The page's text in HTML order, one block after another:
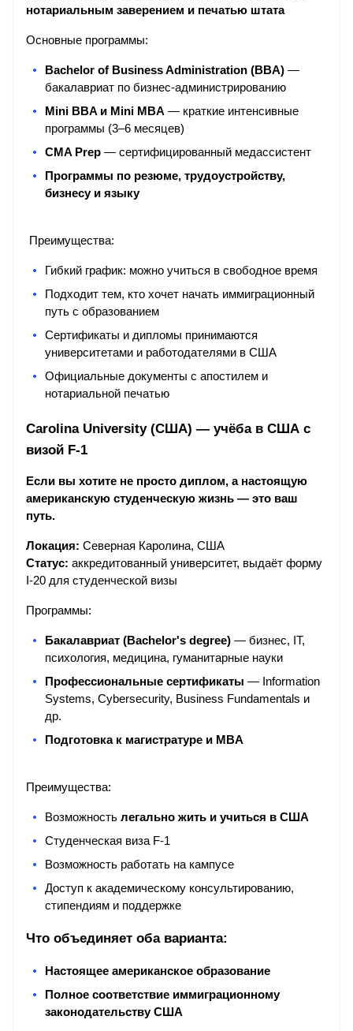
нотариальным заверением и печатью штата
Основные программы:
Bachelor of Business Administration (BBA) —
бакалавриат по бизнес-администрированию
Mini BBA и Mini MBA — краткие интенсивные
программы (3–6 месяцев)
CMA Prep — сертифицированный медассистент
Программы по резюме, трудоустройству,
бизнесу и языку
Преимущества:
Гибкий график: можно учиться в свободное время
Подходит тем, кто хочет начать иммиграционный
путь с образованием
Сертификаты и дипломы принимаются
университетами и работодателями в США
Официальные документы с апостилем и
нотариальной печатью
Carolina University (США) — учёба в США с
визой F-1
Если вы хотите не просто диплом, а настоящую
американскую студенческую жизнь — это ваш
путь.
Локация: Северная Каролина, США
Статус: аккредитованный университет, выдаёт форму
I-20 для студенческой визы
Программы:
Бакалавриат (Bachelor's degree) — бизнес, IT,
психология, медицина, гуманитарные науки
Профессиональные сертификаты — Information
Systems, Cybersecurity, Business Fundamentals и
др.
Подготовка к магистратуре и MBA
Преимущества:
Возможность легально жить и учиться в США
Студенческая виза F-1
Возможность работать на кампусе
Доступ к академическому консультированию,
стипендиям и поддержке
Что объединяет оба варианта:
Настоящее американское образование
Полное соответствие иммиграционному
законодательству США